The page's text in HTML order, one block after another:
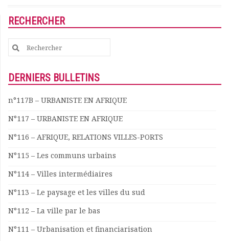
Podcast-AdP
Dîners débats
Journées d’études
Concours vidéo
Nos partenaires
Publications et rapports
Documents
Annuaire
Offres d’emploi
Actualités
Nous contacter
RECHERCHER
Search
for:
DERNIERS BULLETINS
n°117B – URBANISTE EN AFRIQUE
N°117 – URBANISTE EN AFRIQUE
N°116 – AFRIQUE, RELATIONS VILLES-PORTS
N°115 – Les communs urbains
N°114 – Villes intermédiaires
N°113 – Le paysage et les villes du sud
N°112 – La ville par le bas
N°111 – Urbanisation et financiarisation